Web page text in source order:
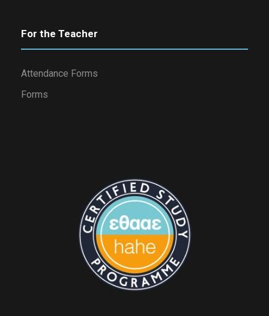
For the Teacher
Attendance Forms
Forms